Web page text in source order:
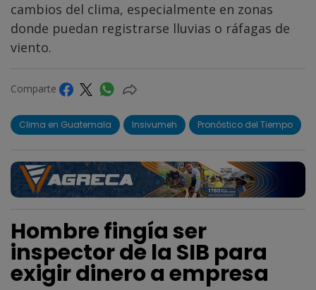
cambios del clima, especialmente en zonas
donde puedan registrarse lluvias o ráfagas de
viento.
Comparte
Clima en Guatemala Insivumeh Pronóstico del Tiempo
Hombre fingía ser
inspector de la SIB para
exigir dinero a empresa